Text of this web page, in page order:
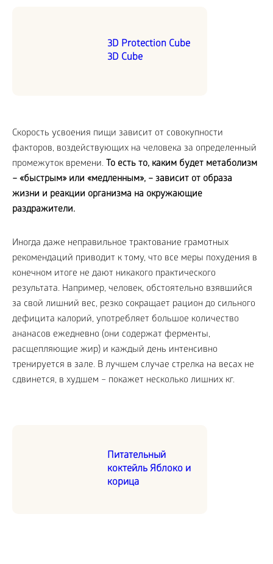
3D Protection Cube
3D Cube
Скорость усвоения пищи зависит от совокупности
факторов, воздействующих на человека за определенный
промежуток времени. То есть то, каким будет метаболизм
– «быстрым» или «медленным», – зависит от образа
жизни и реакции организма на окружающие
раздражители.
Иногда даже неправильное трактование грамотных
рекомендаций приводит к тому, что все меры похудения в
конечном итоге не дают никакого практического
результата. Например, человек, обстоятельно взявшийся
за свой лишний вес, резко сокращает рацион до сильного
дефицита калорий, употребляет большое количество
ананасов ежедневно (они содержат ферменты,
расщепляющие жир) и каждый день интенсивно
тренируется в зале. В лучшем случае стрелка на весах не
сдвинется, в худшем – покажет несколько лишних кг.
Питательный
коктейль Яблоко и
корица